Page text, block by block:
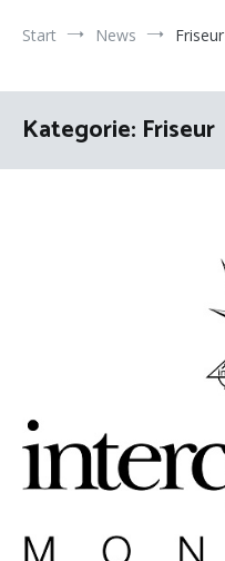
Start News Friseur
Kategorie: Friseur